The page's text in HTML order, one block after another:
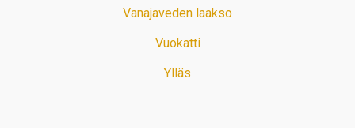
Vanajaveden laakso
Vuokatti
Ylläs